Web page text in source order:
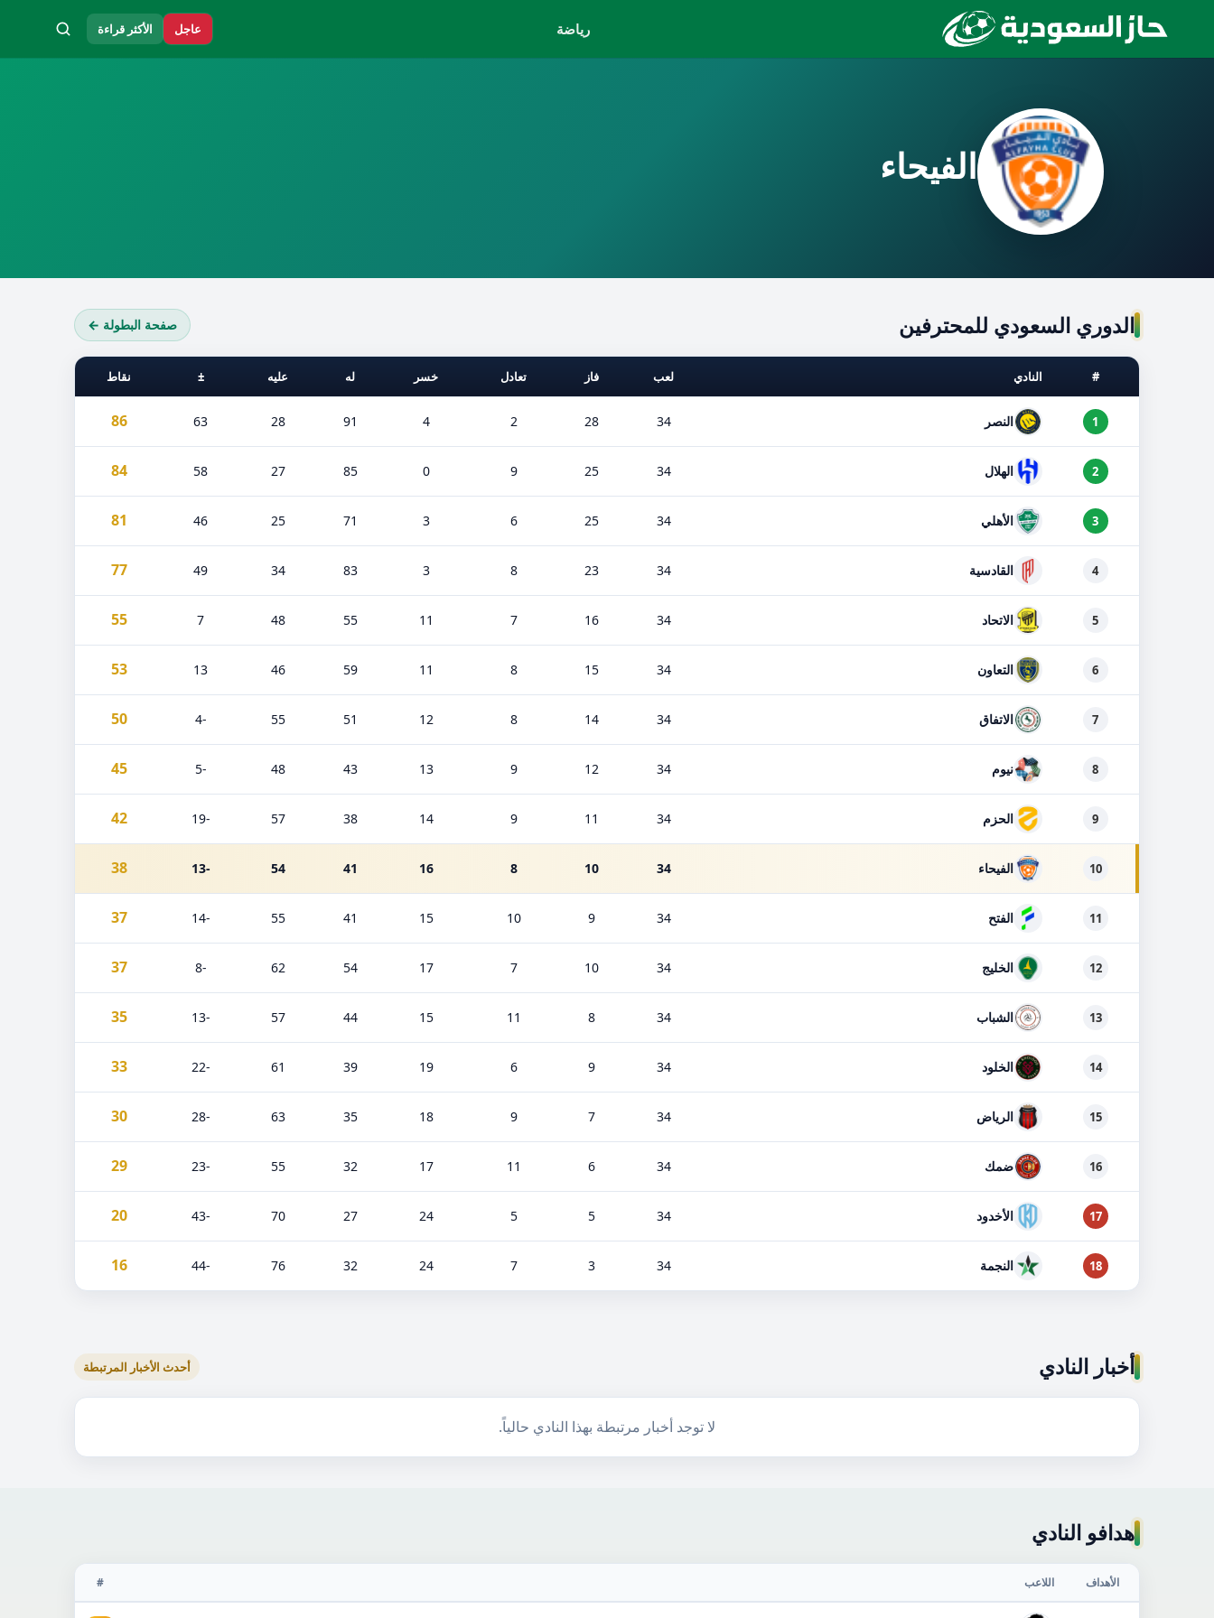
رياضة عاجل الأكثر قراءة
الفيحاء
الدوري السعودي للمحترفين صفحة البطولة ←
# النادي لعب فاز تعادل خسر له عليه ± نقاط
1 النصر 34
28
2
4
91
28
63
86
2 الهلال 34
25
9
0
85
27
58
84
3 الأهلي 34
25
6
3
71
25
46
81
4 القادسية 34
23
8
3
83
34
49
77
5 الاتحاد 34
16
7
11
55
48
7
55
6 التعاون 34
15
8
11
59
46
13
53
7 الاتفاق 34
14
8
12
51
55
-4
50
8 نيوم 34
12
9
13
43
48
-5
45
9 الحزم 34
11
9
14
38
57
-19
42
10 الفيحاء 34
10
8
16
41
54
-13
38
11 الفتح 34
9
10
15
41
55
-14
37
12 الخليج 34
10
7
17
54
62
-8
37
13 الشباب 34
8
11
15
44
57
-13
35
14 الخلود 34
9
6
19
39
61
-22
33
15 الرياض 34
7
9
18
35
63
-28
30
16 ضمك 34
6
11
17
32
55
-23
29
17 الأخدود 34
5
5
24
27
70
-43
20
18 النجمة 34
3
7
24
32
76
-44
16
أخبار النادي أحدث الأخبار المرتبطة
لا توجد أخبار مرتبطة بهذا النادي حالياً.
هدافو النادي
# اللاعب الأهداف